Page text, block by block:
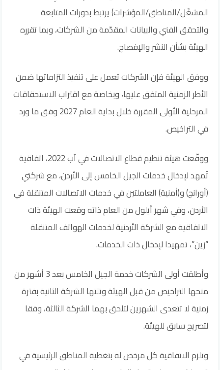
المشغّل/المناطق/المؤشرات) يرتبط بدورات المتابعة
والتحقق الفني والبيانات المقدّمة من الشركات، وبما تقرره
الهيئة بشأن النشر والإفصاح.
ووفق الهيئة فإن الشركات تعمل على تنفيذ التزاماتها ضمن
الأطر الزمنية المتفق عليها، وبخاصة مع اقتراب الاستحقاقات
المرحلية الأولى المقررة خلال بداية العام 2027 وفق ما ورد
في التراخيص.
ووقّعت هيئة تنظيم قطاع الاتصالات في آب 2022، اتفاقية
تُمهد لإدخال خدمات الجيل الخامس إلى الأردن، مع شركتي
(أورانج) و(أمنية) العاملتين في خدمات الاتصالات المتنقلة في
الأردن، وفي شهر أيلول من العام ذاته وقعت الهيئة ذات
الاتفاقية مع الشركة الأردنية لخدمات الهواتف المتنقلة
“زين”، تمهيدا لإدخال ذات الخدمات.
وأطلقت أولى الشركات خدمة الجيل الخامس بعد 3 أشهر من
منحها التراخيص من قبل الهيئة وتلتها الشركة الثانية بفترة
زمنية لا تتعدى الشهرين لتلحق بهما الشركة الثالثة، وفقا
لتصريح سابق للهيئة.
وتلزم الاتفاقية كل مرخص له بتغطية المناطق الرئيسية في